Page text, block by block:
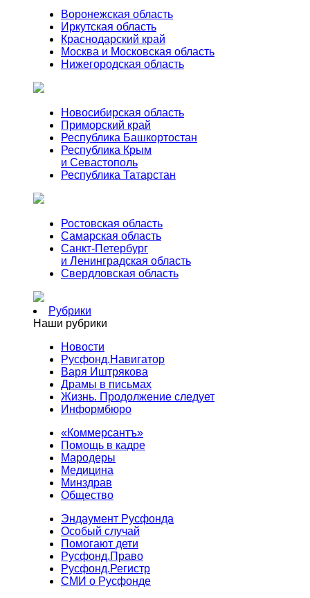
Воронежская область
Иркутская область
Краснодарский край
Москва и Московская область
Нижегородская область
Новосибирская область
Приморский край
Республика Башкортостан
Республика Крым
и Севастополь
Республика Татарстан
Ростовская область
Самарская область
Санкт-Петербург
и Ленинградская область
Свердловская область
Рубрики
Наши рубрики
Новости
Русфонд.Навигатор
Варя Иштрякова
Драмы в письмах
Жизнь. Продолжение следует
Информбюро
«Коммерсантъ»
Помощь в кадре
Мародеры
Медицина
Минздрав
Общество
Эндаумент Русфонда
Особый случай
Помогают дети
Русфонд.Право
Русфонд.Регистр
СМИ о Русфонде